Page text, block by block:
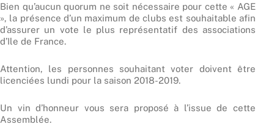
Bien qu’aucun quorum ne soit nécessaire pour cette « AGE
», la présence d’un maximum de clubs est souhaitable afin
d’assurer un vote le plus représentatif des associations
d’Ile de France.
Attention, les personnes souhaitant voter doivent être
licenciées lundi pour la saison 2018-2019.
Un vin d’honneur vous sera proposé à l’issue de cette
Assemblée.